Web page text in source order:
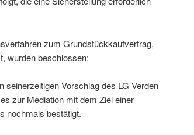
zum Grundstückkaufvertrag,
wurden beschlossen:
Vorschlag des LG Verden
zur Mediation mit dem Ziel einer
nochmals bestätigt.